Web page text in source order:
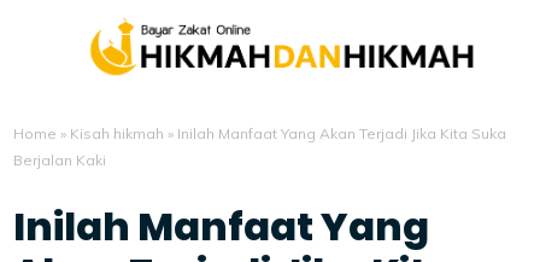
Home » Kisah hikmah » Inilah Manfaat Yang Akan Terjadi Jika Kita Suka
Berjalan Kaki
Inilah Manfaat Yang